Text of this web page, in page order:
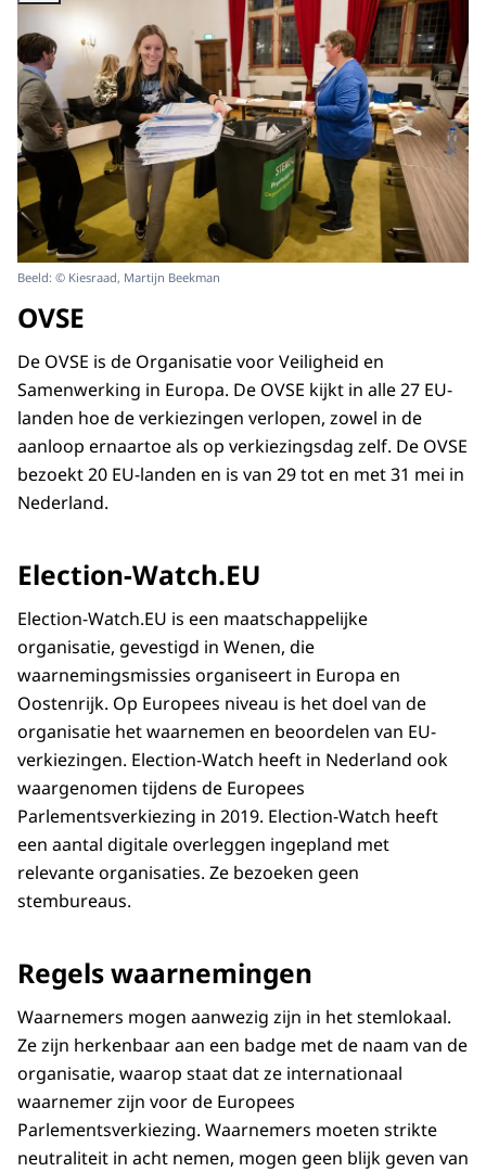
Beeld: © Kiesraad, Martijn Beekman
OVSE
De OVSE is de Organisatie voor Veiligheid en
Samenwerking in Europa. De OVSE kijkt in alle 27 EU-
landen hoe de verkiezingen verlopen, zowel in de
aanloop ernaartoe als op verkiezingsdag zelf. De OVSE
bezoekt 20 EU-landen en is van 29 tot en met 31 mei in
Nederland.
Election-Watch.EU
Election-Watch.EU is een maatschappelijke
organisatie, gevestigd in Wenen, die
waarnemingsmissies organiseert in Europa en
Oostenrijk. Op Europees niveau is het doel van de
organisatie het waarnemen en beoordelen van EU-
verkiezingen. Election-Watch heeft in Nederland ook
waargenomen tijdens de Europees
Parlementsverkiezing in 2019. Election-Watch heeft
een aantal digitale overleggen ingepland met
relevante organisaties. Ze bezoeken geen
stembureaus.
Regels waarnemingen
Waarnemers mogen aanwezig zijn in het stemlokaal.
Ze zijn herkenbaar aan een badge met de naam van de
organisatie, waarop staat dat ze internationaal
waarnemer zijn voor de Europees
Parlementsverkiezing. Waarnemers moeten strikte
neutraliteit in acht nemen, mogen geen blijk geven van